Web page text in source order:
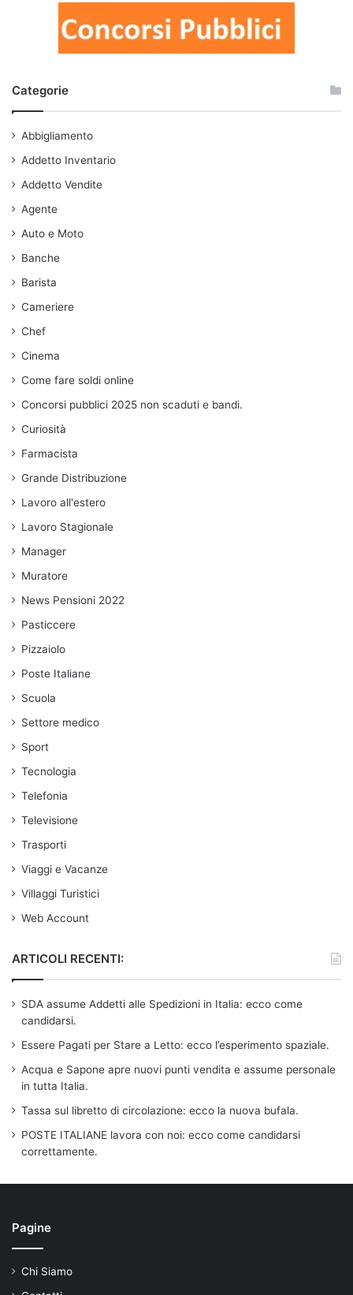
Categorie
Abbigliamento
Addetto Inventario
Addetto Vendite
Agente
Auto e Moto
Banche
Barista
Cameriere
Chef
Cinema
Come fare soldi online
Concorsi pubblici 2025 non scaduti e bandi.
Curiosità
Farmacista
Grande Distribuzione
Lavoro all'estero
Lavoro Stagionale
Manager
Muratore
News Pensioni 2022
Pasticcere
Pizzaiolo
Poste Italiane
Scuola
Settore medico
Sport
Tecnologia
Telefonia
Televisione
Trasporti
Viaggi e Vacanze
Villaggi Turistici
Web Account
ARTICOLI RECENTI:
SDA assume Addetti alle Spedizioni in Italia: ecco come
candidarsi.
Essere Pagati per Stare a Letto: ecco l’esperimento spaziale.
Acqua e Sapone apre nuovi punti vendita e assume personale
in tutta Italia.
Tassa sul libretto di circolazione: ecco la nuova bufala.
POSTE ITALIANE lavora con noi: ecco come candidarsi
correttamente.
Pagine
Chi Siamo